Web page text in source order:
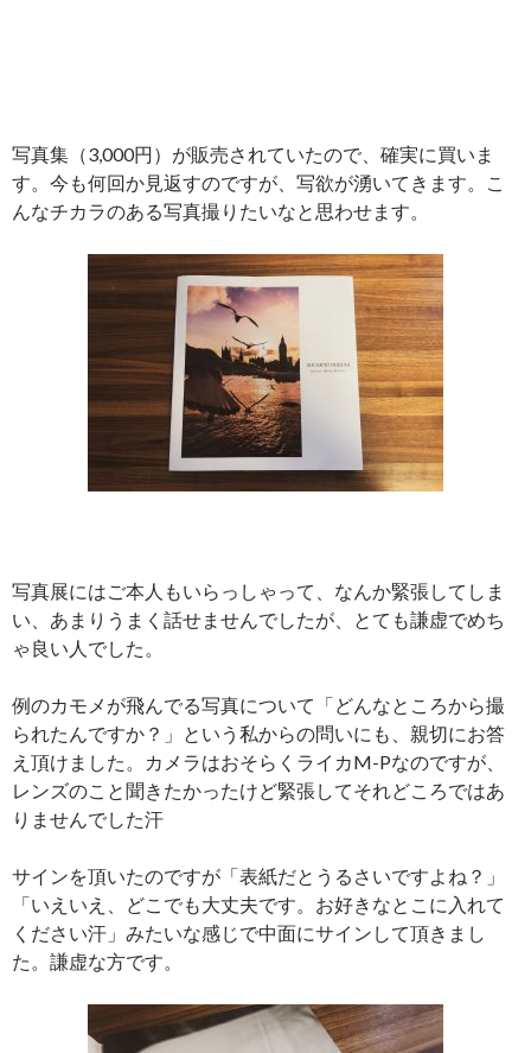
写真集（3,000円）が販売されていたので、確実に買いま
す。今も何回か見返すのですが、写欲が湧いてきます。こ
んなチカラのある写真撮りたいなと思わせます。
写真展にはご本人もいらっしゃって、なんか緊張してしま
い、あまりうまく話せませんでしたが、とても謙虚でめち
ゃ良い人でした。
例のカモメが飛んでる写真について「どんなところから撮
られたんですか？」という私からの問いにも、親切にお答
え頂けました。カメラはおそらくライカM-Pなのですが、
レンズのこと聞きたかったけど緊張してそれどころではあ
りませんでした汗
サインを頂いたのですが「表紙だとうるさいですよね？」
「いえいえ、どこでも大丈夫です。お好きなとこに入れて
ください汗」みたいな感じで中面にサインして頂きまし
た。謙虚な方です。